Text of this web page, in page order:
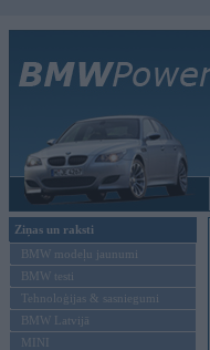
Ziņas un raksti
BMW modeļu jaunumi
BMW testi
Tehnoloģijas & sasniegumi
BMW Latvijā
MINI